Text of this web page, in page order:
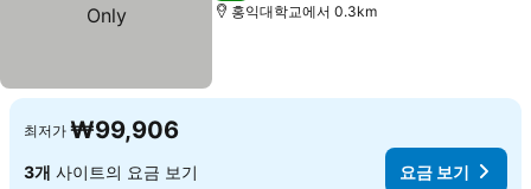
홍익대학교에서 0.3km
최저가 ₩99,906
3개 사이트의 요금 보기 요금 보기